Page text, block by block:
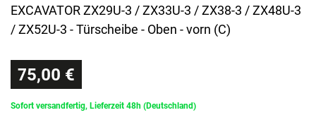
EXCAVATOR ZX29U-3 / ZX33U-3 / ZX38-3 / ZX48U-3
/ ZX52U-3 - Türscheibe - Oben - vorn (C)
75,00 €
Sofort versandfertig, Lieferzeit 48h (Deutschland)